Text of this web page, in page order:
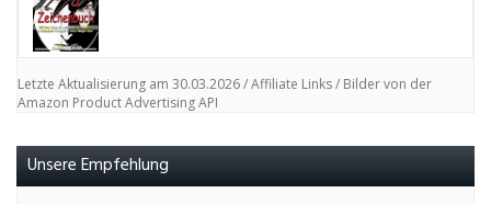
Letzte Aktualisierung am 30.03.2026 / Affiliate Links / Bilder von der
Amazon Product Advertising API
Unsere Empfehlung